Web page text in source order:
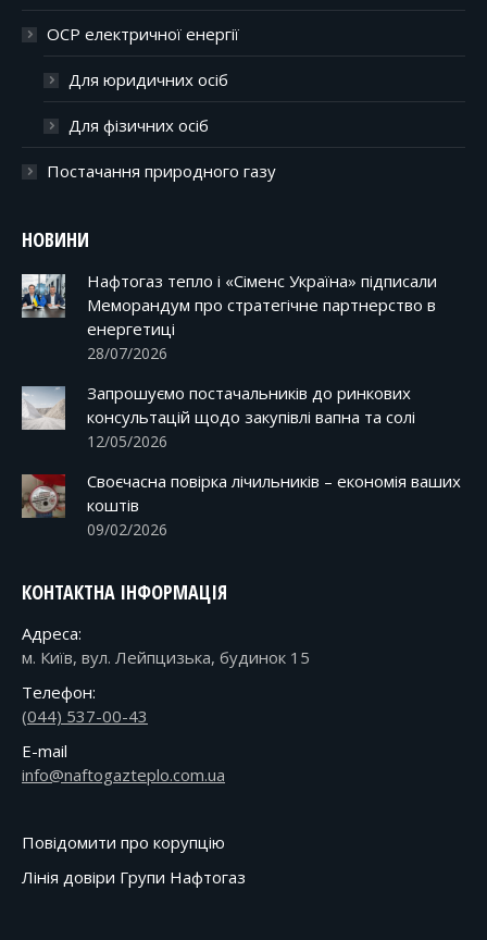
ОСР електричної енергії
Для юридичних осіб
Для фізичних осіб
Постачання природного газу
НОВИНИ
Нафтогаз тепло і «Сіменс Україна» підписали
Меморандум про стратегічне партнерство в
енергетиці
28/07/2026
Запрошуємо постачальників до ринкових
консультацій щодо закупівлі вапна та солі
12/05/2026
Своєчасна повірка лічильників – економія ваших
коштів
09/02/2026
КОНТАКТНА ІНФОРМАЦІЯ
Адреса:
м. Київ, вул. Лейпцизька, будинок 15
Телефон:
(044) 537-00-43
E-mail
info@naftogazteplo.com.ua
Повідомити про корупцію
Лінія довіри Групи Нафтогаз